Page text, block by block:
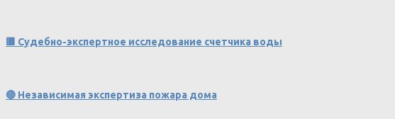
🟥 Судебно-экспертное исследование счетчика воды
🔴 Независимая экспертиза пожара дома